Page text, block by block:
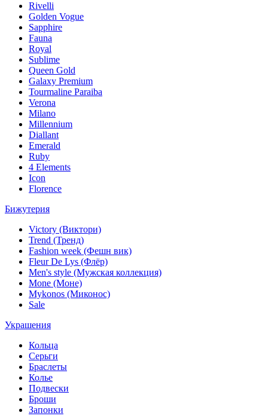
Rivelli
Golden Vogue
Sapphire
Fauna
Royal
Sublime
Queen Gold
Galaxy Premium
Tourmaline Paraiba
Verona
Milano
Millennium
Diallant
Emerald
Ruby
4 Elements
Icon
Florence
Бижутерия
Victory (Виктори)
Trend (Тренд)
Fashion week (Фешн вик)
Fleur De Lys (Флёр)
Men's style (Мужская коллекция)
Mone (Моне)
Mykonos (Миконос)
Sale
Украшения
Кольца
Серьги
Браслеты
Колье
Подвески
Броши
Запонки